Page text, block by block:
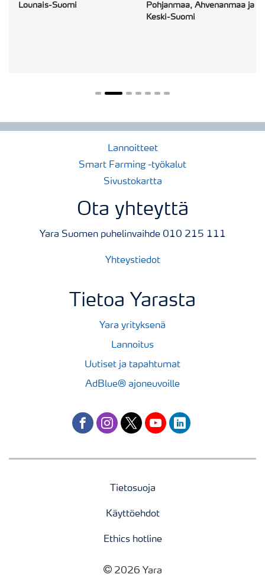
Lounais-Suomi
Pohjanmaa, Ahvenanmaa ja
Keski-Suomi
Lannoitteet
Smart Farming -työkalut
Sivustokartta
Ota yhteyttä
Yara Suomen puhelinvaihde 010 215 111
Yhteystiedot
Tietoa Yarasta
Yara yrityksenä
Lannoitus
Uutiset ja tapahtumat
AdBlue® ajoneuvoille
facebookinstagram
twitteryoutubelinkedin
Tietosuoja
Käyttöehdot
Ethics hotline
2026 Yara